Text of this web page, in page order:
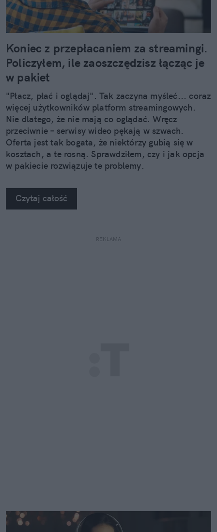
Koniec z przepłacaniem za streamingi.
Policzyłem, ile zaoszczędzisz łącząc je
w pakiet
"Płacz, płać i oglądaj". Tak zaczyna myśleć... coraz
więcej użytkowników platform streamingowych.
Nie dlatego, że nie mają co oglądać. Wręcz
przeciwnie – serwisy wideo pękają w szwach.
Oferta jest tak bogata, że niektórzy gubią się w
kosztach, a te rosną. Sprawdziłem, czy i jak opcja
w pakiecie rozwiązuje te problemy.
Czytaj całość
REKLAMA